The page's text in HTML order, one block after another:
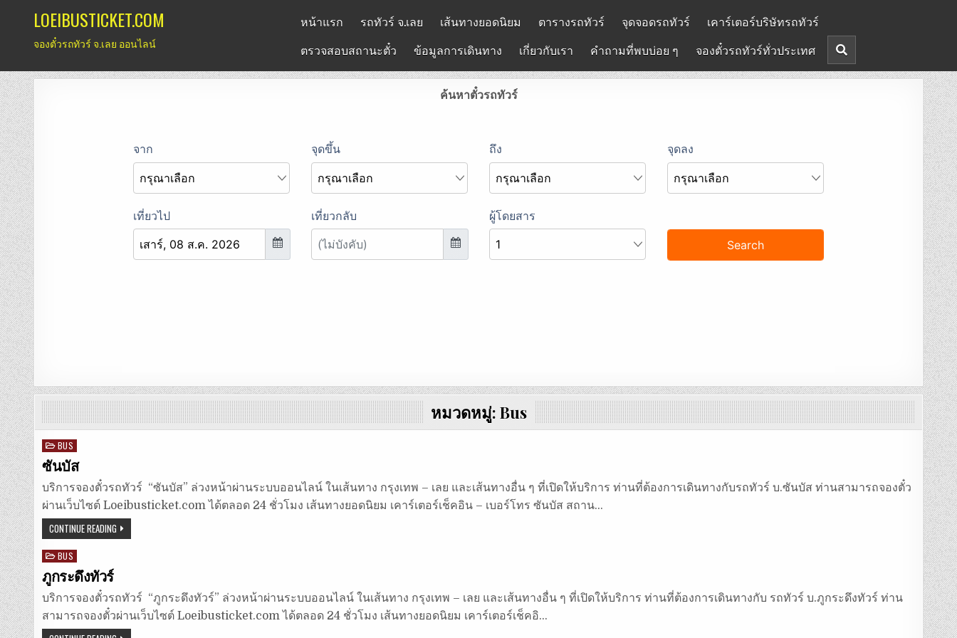
content
LOEIBUSTICKET.COM
จองตั๋วรถทัวร์ จ.เลย ออนไลน์
หน้าแรก รถทัวร์ จ.เลย เส้นทางยอดนิยม ตารางรถทัวร์ จุดจอดรถทัวร์
เคาร์เตอร์บริษัทรถทัวร์
ตรวจสอบสถานะตั๋ว
ข้อมูลการเดินทาง เกี่ยวกับเรา คำถามที่พบบ่อย ๆ จองตั๋วรถทัวร์ทั่วประเทศ
ค้นหาตั๋วรถทัวร์
หมวดหมู่: Bus
Posted
in
BUS
ซันบัส
บริการจองตั๋วรถทัวร์ “ซันบัส” ล่วงหน้าผ่านระบบออนไลน์ ในเส้นทาง กรุงเทพ – เลย และเส้นทางอื่น ๆ ที่เปิดให้บริการ ท่านที่ต้องการเดินทางกับรถทัวร์ บ.ซันบัส ท่านสามารถจองตั๋ว
ผ่านเว็บไซต์ Loeibusticket.com ได้ตลอด 24 ชั่วโมง เส้นทางยอดนิยม เคาร์เตอร์เช็คอิน – เบอร์โทร ซันบัส สถาน…
CONTINUE READING
Posted
in
BUS
ภูกระดึงทัวร์
บริการจองตั๋วรถทัวร์ “ภูกระดึงทัวร์” ล่วงหน้าผ่านระบบออนไลน์ ในเส้นทาง กรุงเทพ – เลย และเส้นทางอื่น ๆ ที่เปิดให้บริการ ท่านที่ต้องการเดินทางกับ รถทัวร์ บ.ภูกระดึงทัวร์ ท่าน
สามารถจองตั๋วผ่านเว็บไซต์ Loeibusticket.com ได้ตลอด 24 ชั่วโมง เส้นทางยอดนิยม เคาร์เตอร์เช็คอิ…